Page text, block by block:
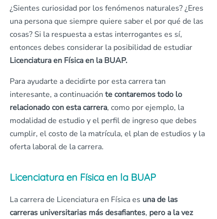
¿Sientes curiosidad por los fenómenos naturales? ¿Eres
una persona que siempre quiere saber el por qué de las
cosas? Si la respuesta a estas interrogantes es sí,
entonces debes considerar la posibilidad de estudiar
Licenciatura en Física en la BUAP.
Para ayudarte a decidirte por esta carrera tan
interesante, a continuación te contaremos todo lo
relacionado con esta carrera, como por ejemplo, la
modalidad de estudio y el perfil de ingreso que debes
cumplir, el costo de la matrícula, el plan de estudios y la
oferta laboral de la carrera.
Licenciatura en Física en la BUAP
La carrera de Licenciatura en Física es una de las
carreras universitarias más desafiantes, pero a la vez